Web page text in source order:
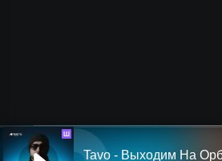
Ш
Tavo - Выходим На